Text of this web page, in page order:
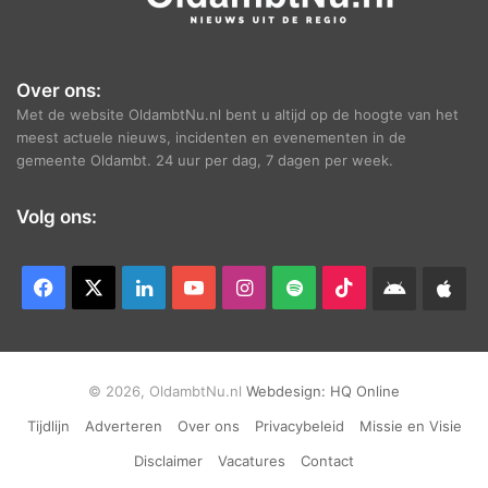
Over ons:
Met de website OldambtNu.nl bent u altijd op de hoogte van het
meest actuele nieuws, incidenten en evenementen in de
gemeente Oldambt. 24 uur per dag, 7 dagen per week.
Volg ons:
Facebook LinkedInYouTubeInstagram
Spotify TikTokAndroid
© 2026, OldambtNu.nl Webdesign: HQ Online
Tijdlijn
Adverteren Over ons Privacybeleid
Missie en Visie
Disclaimer
Vacatures Contact